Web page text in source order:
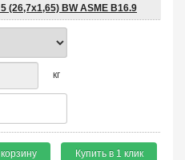
(26,7х1,65) BW ASME B16.9
кг
Купить в 1 клик